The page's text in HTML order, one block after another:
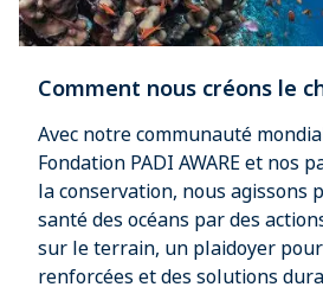
Comment nous créons le
Avec notre communauté
Fondation PADI AWARE et nos
la conservation, nous agissons
santé des océans par des
sur le terrain, un plaidoyer
renforcées et des solutions